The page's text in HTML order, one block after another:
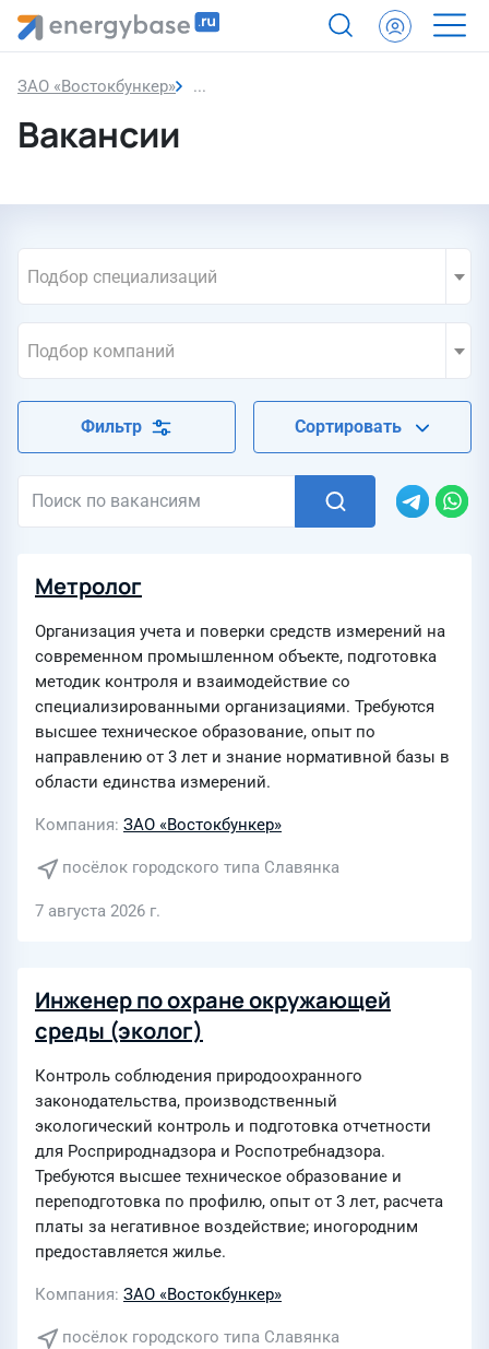
ЗАО «Востокбункер» Вакансии
Вакансии
Подбор специализаций
Подбор компаний
Фильтр Сортировать
Метролог
Организация учета и поверки средств измерений на
современном промышленном объекте, подготовка
методик контроля и взаимодействие со
специализированными организациями. Требуются
высшее техническое образование, опыт по
направлению от 3 лет и знание нормативной базы в
области единства измерений.
Компания ЗАО «Востокбункер»
посёлок городского типа Славянка
7 августа 2026 г.
Инженер по охране окружающей
среды (эколог)
Контроль соблюдения природоохранного
законодательства, производственный
экологический контроль и подготовка отчетности
для Росприроднадзора и Роспотребнадзора.
Требуются высшее техническое образование и
переподготовка по профилю, опыт от 3 лет, расчета
платы за негативное воздействие; иногородним
предоставляется жилье.
Компания ЗАО «Востокбункер»
посёлок городского типа Славянка